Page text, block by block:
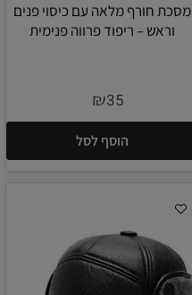
מסכת חורף מלאה עם כיסוי פנים
וראש – ריפוד פרווה פנימית
₪35
הוסף לסל